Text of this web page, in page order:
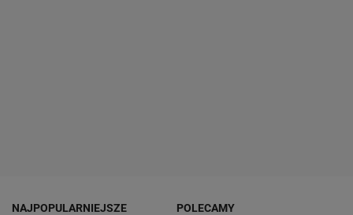
NAJPOPULARNIEJSZE POLECAMY